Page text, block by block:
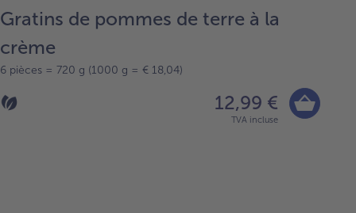
Gratins de pommes de terre à la
crème
6 pièces = 720 g (1000 g = € 18,04)
12,99 €
TVA incluse